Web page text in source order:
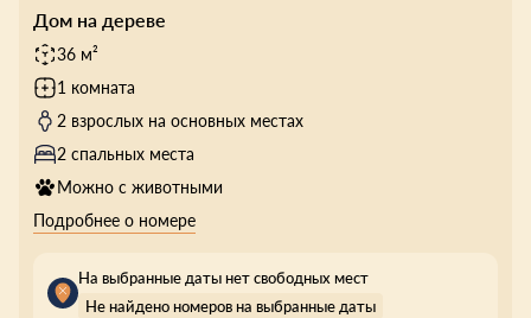
Дом на дереве
36 м²
1 комната
2 взрослых на основных местах
2 спальных места
Можно с животными
Подробнее о номере
На выбранные даты нет свободных мест
Не найдено номеров на выбранные даты